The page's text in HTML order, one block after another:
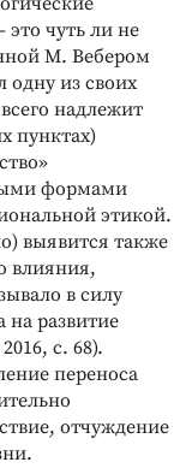
чуть ли не
М. Вебером
одну из своих
надлежит
пунктах)
формами
этикой.
выявится также
влияния,
в силу
на развитие
с. 68).
переноса
отчуждение